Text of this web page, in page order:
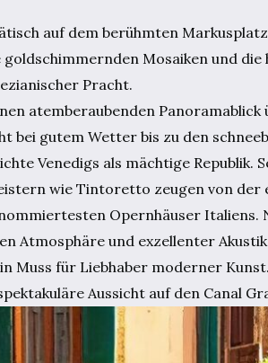
auf dem berühmten
goldschimmernden Mosaiken und
Pracht.
atemberaubenden
bei gutem Wetter bis zu den
Venedigs als mächtige Republik.
wie Tintoretto zeugen von der
Opernhäuser Italiens.
Atmosphäre und exzellenter
Muss für Liebhaber moderner
Aussicht auf den Canal